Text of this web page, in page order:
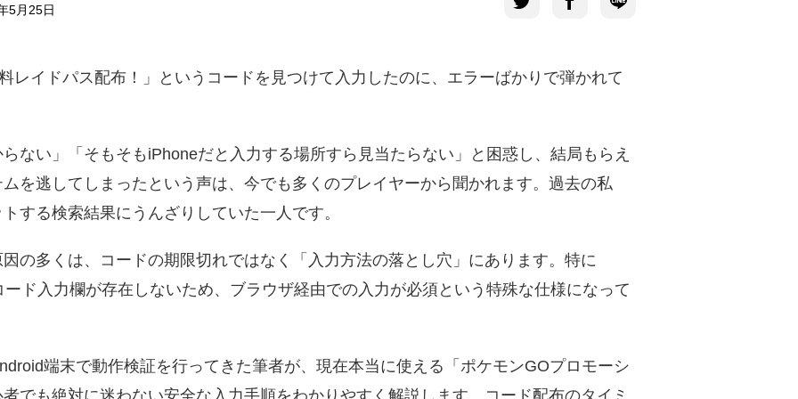
5月25日
レイドパス配布！」というコードを見つけて入力したのに、エラーばかりで弾かれて
ない」「そもそもiPhoneだと入力する場所すら見当たらない」と困惑し、結局もらえ
を逃してしまったという声は、今でも多くのプレイヤーから聞かれます。過去の私
する検索結果にうんざりしていた一人です。
の多くは、コードの期限切れではなく「入力方法の落とし穴」にあります。特に
ド入力欄が存在しないため、ブラウザ経由での入力が必須という特殊な仕様になって
端末で動作検証を行ってきた筆者が、現在本当に使える「ポケモンGOプロモーシ